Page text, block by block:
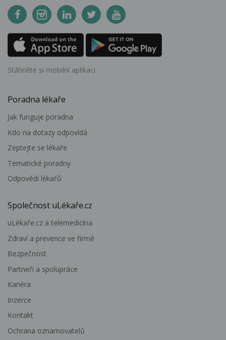
Stáhněte si mobilní aplikaci
Poradna lékaře
Jak funguje poradna
Kdo na dotazy odpovídá
Zeptejte se lékaře
Tematické poradny
Odpovědi lékařů
Společnost uLékaře.cz
uLékaře.cz a telemedicína
Zdraví a prevence ve firmě
Bezpečnost
Partneři a spolupráce
Kariéra
Inzerce
Kontakt
Ochrana oznamovatelů